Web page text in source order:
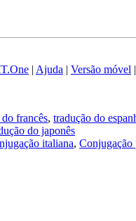
| Ajuda | Versão móvel |
francês, tradução do
do japonês
italiana, Conjugação